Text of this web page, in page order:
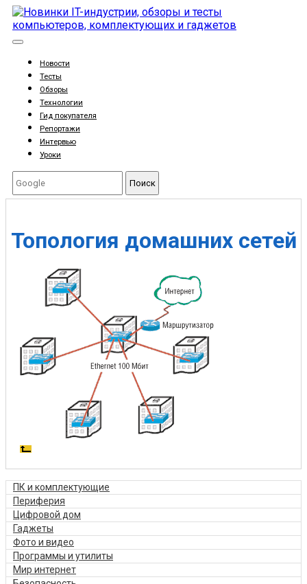
Новости
Тесты
Обзоры
Технологии
Гид покупателя
Репортажи
Интервью
Уроки
Поиск
Топология домашних сетей
ПК и комплектующие
Периферия
Цифровой дом
Гаджеты
Фото и видео
Программы и утилиты
Мир интернет